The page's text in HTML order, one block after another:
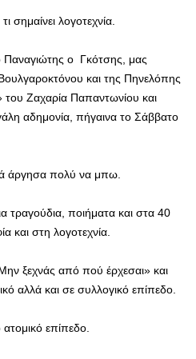
σημαίνει λογοτεχνία.
ο Γκότσης, μας
και της Πηνελόπης
Ζαχαρία Παπαντωνίου και
αδημονία, πήγαινα το Σάββατο
άργησα πολύ να μπω.
τραγούδια, ποιήματα και στα 40
και στη λογοτεχνία.
ξεχνάς από πού έρχεσαι» και
αλλά και σε συλλογικό επίπεδο.
επίπεδο.